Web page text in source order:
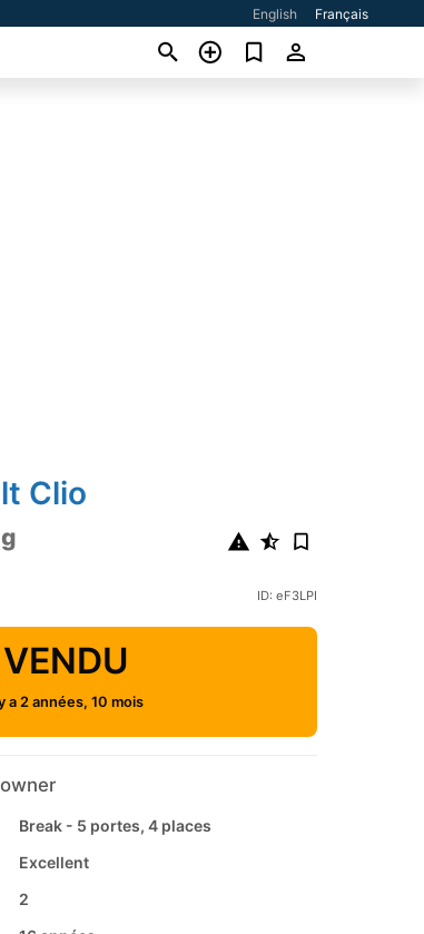
English Français
Clio
ID: eF3LPI
VENDU
a 2 années, 10 mois
Break - 5 portes, 4 places
Excellent
2